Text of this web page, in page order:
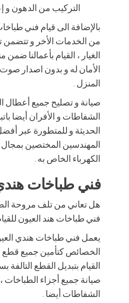
التركيب من الدهون و
بالإضافة الى قيام فني
من الخدمات الأخر و
الغيار ، القيام بأعمالنا ضمن
الأمان له و بدون اصدار
المنزل .
صيانة و تصليح جميع أعطال
الشفاطات و الأفران أيضا
الحديثة و للمتطورة عبر
المهندسين المختصين
الكهرباء الخاص به .
فني طباخات
هل تعاني من تلف مروحة
فني طباخات هند العيون
يعمل فني طباخات هندي
الخصائص كتأمين جميع قطع
القيام بتبديل القطع التالفة
صيانة جميع أجزاء الطباخات
الشفاطات أيضا .